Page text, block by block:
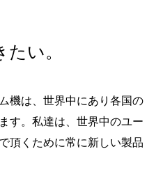
い。
機は、世界中にあり各国の
す。私達は、世界中のユー
頂くために常に新しい製品